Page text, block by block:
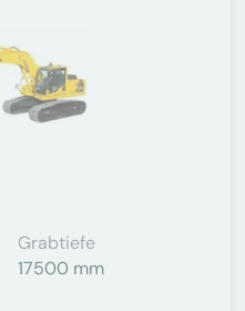
Grabtiefe
17500 mm